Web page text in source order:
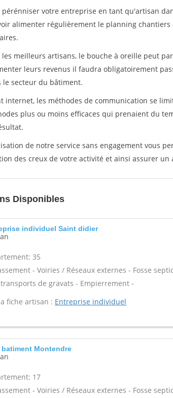
pérénniser votre entreprise en tant qu'artisan
alimenter régulièrement le planning
les meilleurs artisans, le bouche à oreille peut
leurs revenus il faudra obligatoirement
le secteur du bâtiment.
internet, les méthodes de communication se
plus ou moins efficaces qui prenaient du
de notre service sans engagement vous
des creux de votre activité et ainsi assurer un
Disponibles
individuel Saint didier
35
- Voiries / Réseaux externes - Fosse
de gravats - Empierrement -
fiche artisan : Entreprise individuel
batiment Montendre
17
- Voiries / Réseaux externes - Fosse